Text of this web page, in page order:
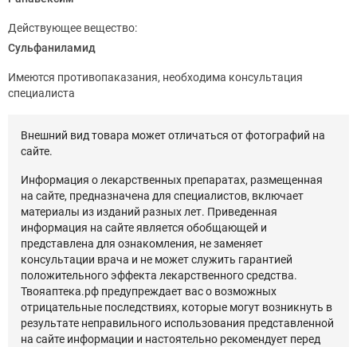
Действующее вещество:
Сульфаниламид
Имеются противопаказания, необходима консультация
специалиста
Внешний вид товара может отличаться от фотографий на
сайте.
Информация о лекарственных препаратах, размещенная
на сайте, предназначена для специалистов, включает
материалы из изданий разных лет. Приведенная
информация на сайте является обобщающей и
представлена для ознакомления, не заменяет
консультации врача и не может служить гарантией
положительного эффекта лекарственного средства.
Твояаптека.рф предупреждает вас о возможных
отрицательные последствиях, которые могут возникнуть в
результате неправильного использования представленной
на сайте информации и настоятельно рекомендует перед